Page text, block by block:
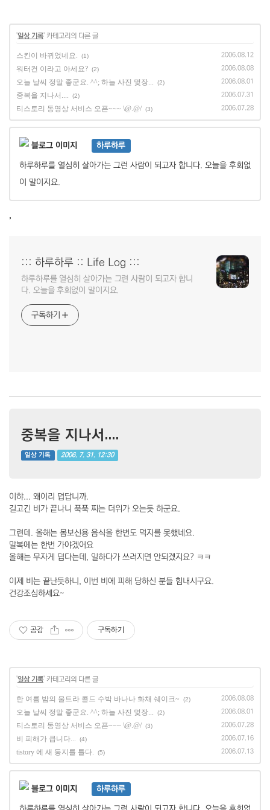
'일상 기록' 카테고리의 다른 글
스킨이 바뀌었네요. (1) 2006.08.12
워터컨 이라고 아세요? (2) 2006.08.08
오늘 날씨 정말 좋군요. ^^; 하늘 사진 몇장... (2) 2006.08.01
중복을 지나서.... (2) 2006.07.31
티스토리 동영상 서비스 오픈~~~ \@.@/ (3) 2006.07.28
하루하루
하루하루를 열심히 살아가는 그런 사람이 되고자 합니다. 오늘을 후회없
이 말이지요.
,
::: 하루하루 :: Life Log :::
하루하루를 열심히 살아가는 그런 사람이 되고자 합니
다. 오늘을 후회없이 말이지요.
구독하기
중복을 지나서....
일상 기록 2006. 7. 31. 12:30
이햐... 왜이리 덥답니까.
길고긴 비가 끝나니 푹푹 찌는 더위가 오는듯 하군요.
그런데. 올해는 몸보신용 음식을 한번도 먹지를 못했네요.
말복에는 한번 가야겠어요
올해는 무자게 덥다는데, 일하다가 쓰러지면 안되겠지요? ㅋㅋ
이제 비는 끝난듯하니, 이번 비에 피해 당하신 분들 힘내시구요.
건강조심하세요~
공감 구독하기
'일상 기록' 카테고리의 다른 글
한 여름 밤의 울트라 콜드 수박 바나나 화채 쉐이크~ (2) 2006.08.08
오늘 날씨 정말 좋군요. ^^; 하늘 사진 몇장... (2) 2006.08.01
티스토리 동영상 서비스 오픈~~~ \@.@/ (3) 2006.07.28
비 피해가 큽니다... (4) 2006.07.16
tistory 에 새 둥지를 틀다. (5) 2006.07.13
하루하루